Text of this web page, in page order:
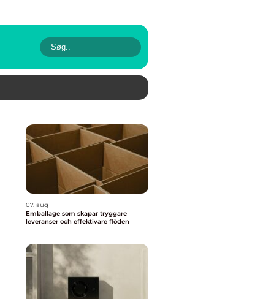
07. aug
Emballage som skapar tryggare
leveranser och effektivare flöden